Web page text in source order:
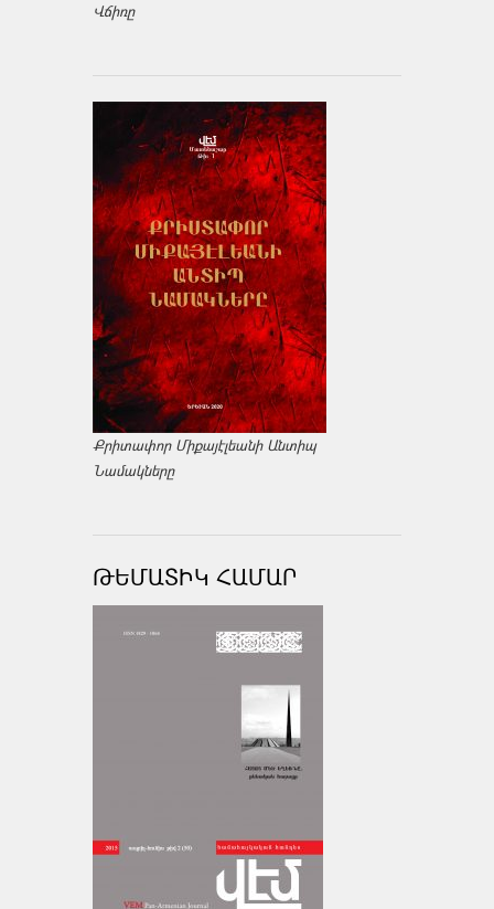
Վճիռը
Քրիտափոր Միքայէլեանի Անտիպ
Նամակները
ԹԵՄԱՏԻԿ ՀԱՄԱՐ